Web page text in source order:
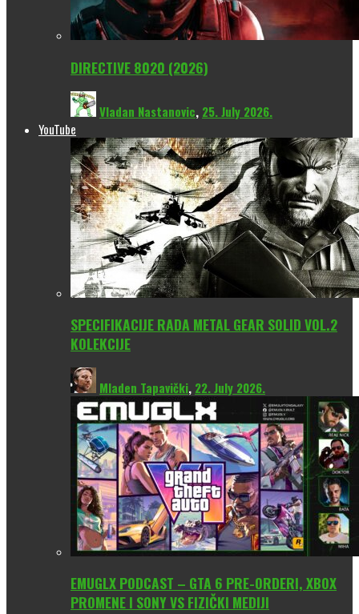
DIRECTIVE 8020 (2026)
Vladan Nastanovic, 25. July 2026.
YouTube
SPECIFIKACIJE RADA METAL GEAR SOLID VOL.2
KOLEKCIJE
Mladen Tapavički, 22. July 2026.
EMUGLX PODCAST – GTA 6 PRE-ORDERI, XBOX
PROMENE I SONY VS FIZIČKI MEDIJI